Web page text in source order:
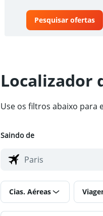
Pesquisar ofertas
Localizador
Use os filtros abaixo para
Saindo de
Cias. Aéreas